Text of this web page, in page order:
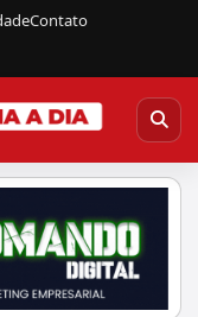
Contato
WhatsApp